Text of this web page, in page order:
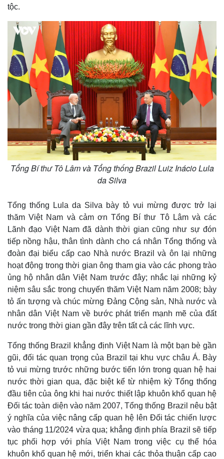
Kinh tế
Bất động sản
Khởi nghiệp
Thị trường
Giá vàng
Tiêu dùng
Tỷ giá
Chứng khoán
Giá cà phê
tộc.
Tổng Bí thư Tô Lâm và Tổng thống Brazil Luiz Inácio Lula
da Silva
Tổng thống Lula da Silva bày tỏ vui mừng được trở lại
thăm Việt Nam và cảm ơn Tổng Bí thư Tô Lâm và các
Lãnh đạo Việt Nam đã dành thời gian cũng như sự đón
tiếp nồng hậu, thân tình dành cho cá nhân Tổng thống và
đoàn đại biểu cấp cao Nhà nước Brazil và ôn lại những
hoạt động trong thời gian ông tham gia vào các phong trào
ủng hộ nhân dân Việt Nam trước đây; nhắc lại những kỷ
niệm sâu sắc trong chuyến thăm Việt Nam năm 2008; bày
tỏ ấn tượng và chúc mừng Đảng Cộng sản, Nhà nước và
nhân dân Việt Nam về bước phát triển mạnh mẽ của đất
nước trong thời gian gần đây trên tất cả các lĩnh vực.
Tổng thống Brazil khẳng định Việt Nam là một bạn bè gần
gũi, đối tác quan trọng của Brazil tại khu vực châu Á. Bày
tỏ vui mừng trước những bước tiến lớn trong quan hệ hai
nước thời gian qua, đặc biệt kể từ nhiệm kỳ Tổng thống
đầu tiên của ông khi hai nước thiết lập khuôn khổ quan hệ
Đối tác toàn diện vào năm 2007, Tổng thống Brazil nêu bật
ý nghĩa của việc nâng cấp quan hệ lên Đối tác chiến lược
vào tháng 11/2024 vừa qua; khẳng định phía Brazil sẽ tiếp
tục phối hợp với phía Việt Nam trong việc cụ thể hóa
khuôn khổ quan hệ mới, triển khai các thỏa thuận cấp cao